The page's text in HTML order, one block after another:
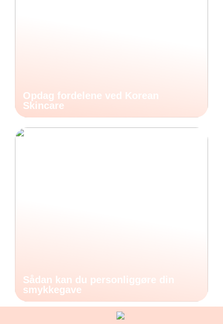
Opdag fordelene ved Korean
Skincare
Sådan kan du personliggøre din
smykkegave